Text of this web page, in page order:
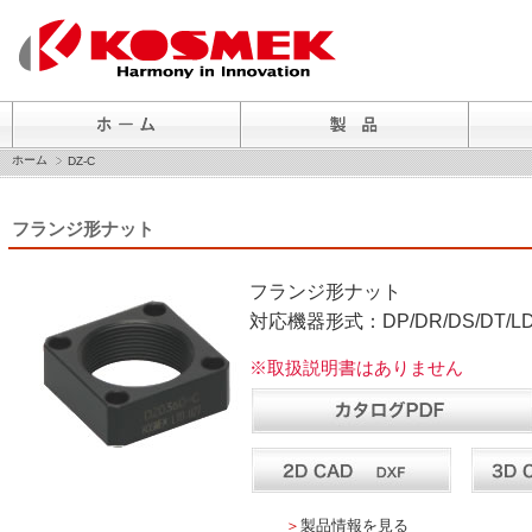
ホーム DZ-C
フランジ形ナット
フランジ形ナット
対応機器形式：DP/DR/DS/DT/
※取扱説明書はありません
＞ 製品情報を見る